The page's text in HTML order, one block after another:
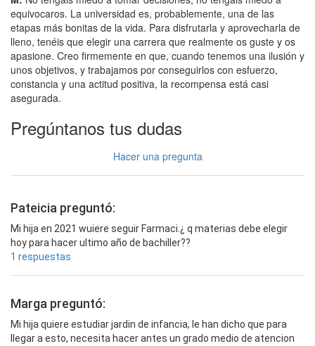
equivocaros. La universidad es, probablemente, una de las
etapas más bonitas de la vida. Para disfrutarla y aprovecharla de
lleno, tenéis que elegir una carrera que realmente os guste y os
apasione. Creo firmemente en que, cuando tenemos una ilusión y
unos objetivos, y trabajamos por conseguirlos con esfuerzo,
constancia y una actitud positiva, la recompensa está casi
asegurada.
Pregúntanos tus dudas
Hacer una pregunta
Pateicia preguntó:
Mi hija en 2021 wuiere seguir Farmaci.¿ q materias debe elegir
hoy para hacer ultimo año de bachiller??
1 respuestas
Marga preguntó:
Mi hija quiere estudiar jardin de infancia, le han dicho que para
llegar a esto, necesita hacer antes un grado medio de atencion